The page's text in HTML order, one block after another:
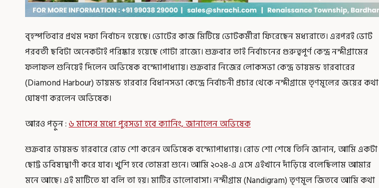
বৃহস্পতিবার প্রথম দফা নির্বাচন হয়েছে। ভোটের কাজ মিটিয়ে ভোটকর্মীরা ফিরেছেন মধ্যরাতে। এরপরই ভোট
পরবর্তী ছবিটা অনেকটাই পরিষ্কার হয়েছে গোটা রাজ্যে। শুক্রবার তাই নির্বাচনের গুরুত্বপূর্ণ কেন্দ্র নন্দীগ্রামের
ফলাফল শুনিয়েই দিলেন অভিষেক বন্দ্যোপাধ্যায়। শুক্রবার নিজের লোকসভা কেন্দ্র ডায়মন্ড হারবারের
(Diamond Harbour) ডায়মন্ড হারবার বিধানসভা কেন্দ্রে নির্বাচনী প্রচার থেকে নন্দীগ্রামে তৃণমূলের জয়ের কথা
ঘোষণা করলেন অভিষেক।
আরও পড়ুন :৬ মাসের মধ্যে পুরসভা হবে ক্যানিং, জানালেন অভিষেক
শুক্রবার ডায়মন্ড হারবারে রোড শো করেন অভিষেক বন্দ্যোপাধ্যায়। রোড শো শেষে তিনি জানান, আমি একটা
ছোট্ট ভবিষ্যদ্বাণী করে যাব। খুশি হবে তোমরা শুনে। আমি ২০২৪-এ এসে এইখানে দাঁড়িয়ে বলেছিলাম আমার
মনে আছে। এই মাটিতে যা বলি তা হয়। মাটির ভালোবাসা। নন্দীগ্রাম (Nandigram) তৃণমূল জিতবে আমি কথা